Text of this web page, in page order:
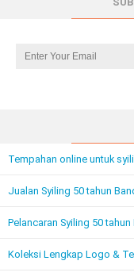
Tempahan online untuk
Jualan Syiling 50 tahun
Pelancaran Syiling 50
Koleksi Lengkap Logo &